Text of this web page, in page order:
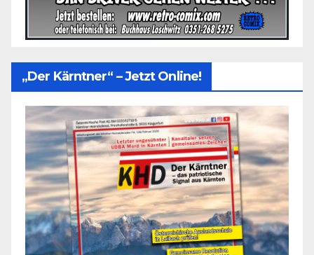
„Der Kärntner“ – Jetzt Online!